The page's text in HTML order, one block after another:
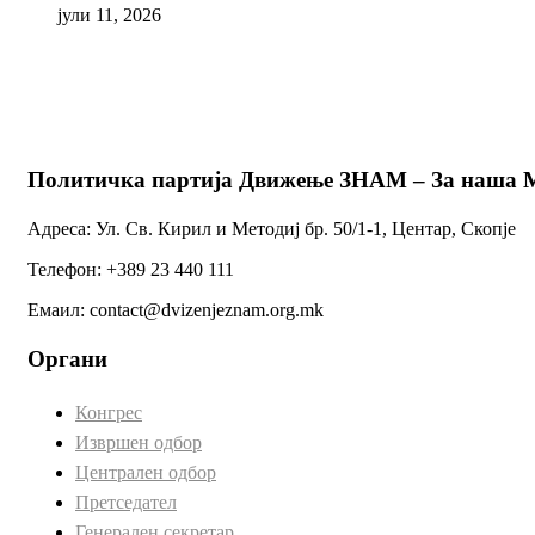
јули 11, 2026
Политичка партија Движење ЗНАМ – За наша
Адреса: Ул. Св. Кирил и Методиј бр. 50/1-1, Центар, Скопје
Телефон: +389 23 440 111
Емаил: contact@dvizenjeznam.org.mk
Органи
Конгрес
Извршен одбор
Централен одбор
Претседател